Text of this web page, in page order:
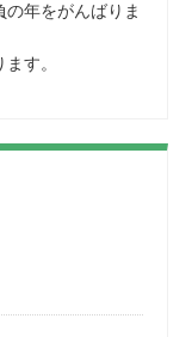
年をがんばりま
す。